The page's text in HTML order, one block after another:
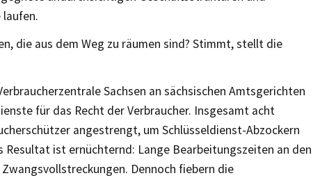
laufen.
die aus dem Weg zu räumen sind? Stimmt, stellt die
Sachsen an sächsischen Amtsgerichten
für das Recht der Verbraucher. Insgesamt acht
angestrengt, um Schlüsseldienst-Abzockern
Resultat ist ernüchternd: Lange Bearbeitungszeiten an den
Dennoch fiebern die